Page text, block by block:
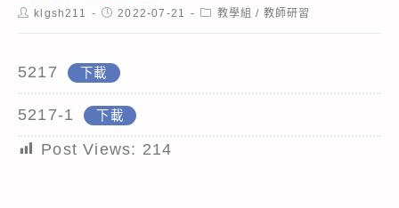
Postklgsh211
Post2022-07-21
Post教學組 / 教師研習
5217 下載
5217-1 下載
Post Views: 214